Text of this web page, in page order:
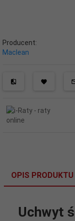
Producent:
Maclean
OPIS PRODUKTU
Uchwyt